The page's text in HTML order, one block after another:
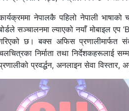
नेपालकै पहिलो नेपाली
सञ्चालनमा ल्याएको नयाँ मोबाइल
छ। बक्स अफिस प्रणालीमार्फत
निर्माता तथा निर्देशकहरूलाई
प्रवर्द्धन, अनलाइन सेवा